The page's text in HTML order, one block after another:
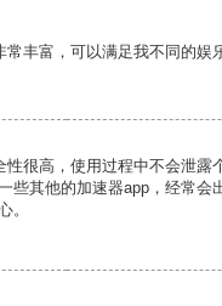
丰富，可以满足我不同的娱
性很高，使用过程中不会泄露
些其他的加速器app，经常会
。